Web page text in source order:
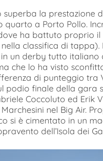
la prestazione
quarto a Porto Pollo.
ha battuto proprio
classifica di
un derby tutto
che lo ha visto
di punteggio tra
podio finale della gara
Coccoluto ed Erik
nel Big Air.
si è cimentato in un
dell’Isola dei